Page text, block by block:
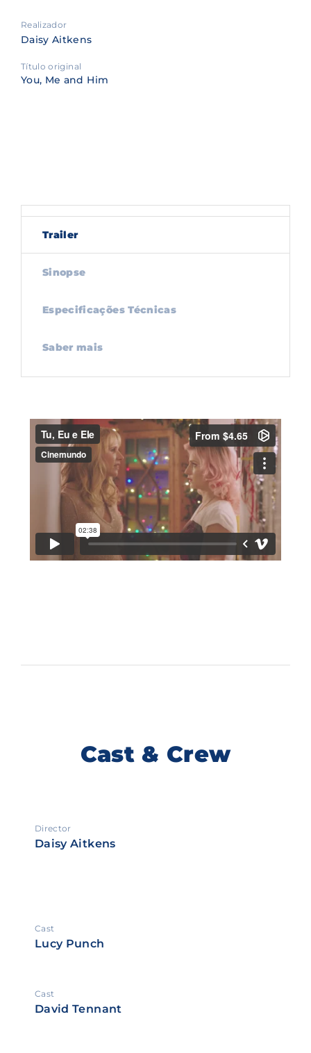
Realizador
Daisy Aitkens
Título original
You, Me and Him
Trailer
Sinopse
Especificações Técnicas
Saber mais
Cast & Crew
Director
Daisy Aitkens
Cast
Lucy Punch
Cast
David Tennant